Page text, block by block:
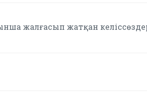
жалғасып жатқан